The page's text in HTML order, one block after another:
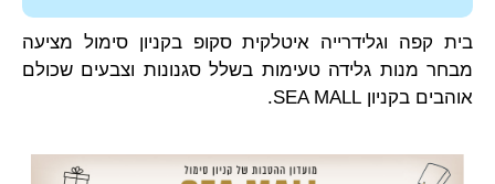
בית קפה וגלידרייה איטלקית סקופ בקניון סימול מציעה
מבחר מנות גלידה טעימות בשלל סגנונות וצבעים שכולם
אוהבים בקניון SEA MALL.